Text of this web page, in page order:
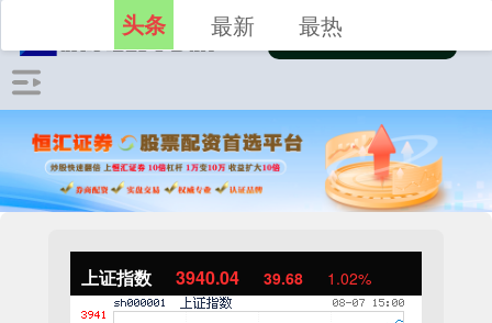
上证指数 3940.04 39.68 1.02%
头条 最新 最热